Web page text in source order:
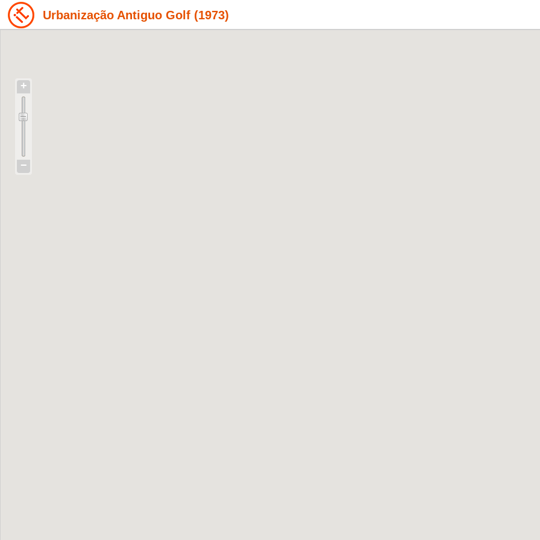
Urbanização Antiguo Golf (1973)
+
−